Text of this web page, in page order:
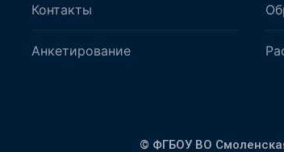
Контакты
Анкетирование
© ФГБОУ ВО